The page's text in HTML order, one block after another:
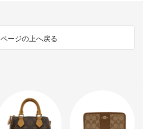
ページの上へ戻る